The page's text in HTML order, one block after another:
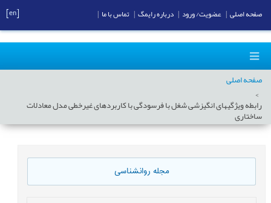
صفحه اصلی
رابطه ویژگیهای انگیزشی شغل با فرسودگی با کاربردهای غیرخطی مدل معادلات
ساختاری
مجله روانشناسی
صفحه اصلی عضویت/ ورود درباره رایمگ تماس با ما